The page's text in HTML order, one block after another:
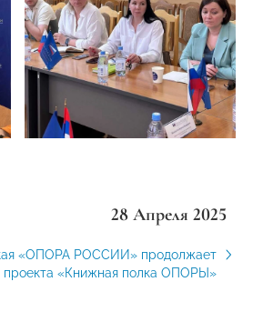
28 Апреля 2025
«ОПОРА РОССИИ» продолжает
проекта «Книжная полка ОПОРЫ»